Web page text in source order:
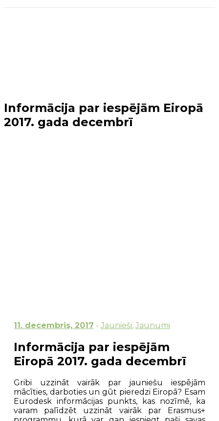
Informācija par iespējām Eiropā
2017. gada decembrī
11. decembris, 2017 - Jaunieši, Jaunumi
Informācija par iespējām
Eiropā 2017. gada decembrī
Gribi uzzināt vairāk par jauniešu iespējām
mācīties, darboties un gūt pieredzi Eiropā? Esam
Eurodesk informācijas punkts, kas nozīmē, ka
varam palīdzēt uzzināt vairāk par Erasmus+